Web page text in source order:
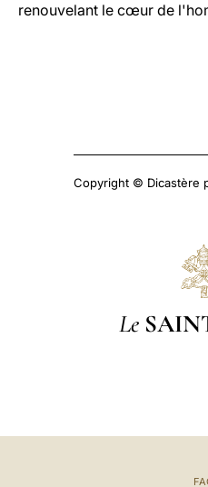
renouvelant le cœur de
Copyright © Dicastère
Le